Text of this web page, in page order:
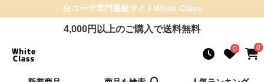
白コーデ専門通販サイトWhite Class
4,000円以上のご購入で送料無料
0 0